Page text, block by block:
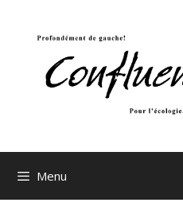
Menu